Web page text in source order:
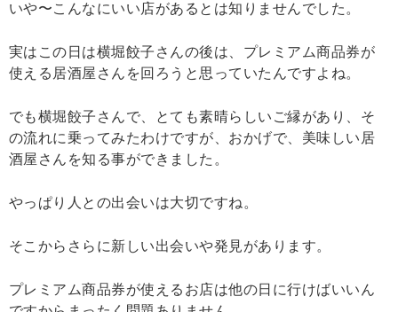
いや〜こんなにいい店があるとは知りませんでした。
実はこの日は横堀餃子さんの後は、プレミアム商品券が
使える居酒屋さんを回ろうと思っていたんですよね。
でも横堀餃子さんで、とても素晴らしいご縁があり、そ
の流れに乗ってみたわけですが、おかげで、美味しい居
酒屋さんを知る事ができました。
やっぱり人との出会いは大切ですね。
そこからさらに新しい出会いや発見があります。
プレミアム商品券が使えるお店は他の日に行けばいいん